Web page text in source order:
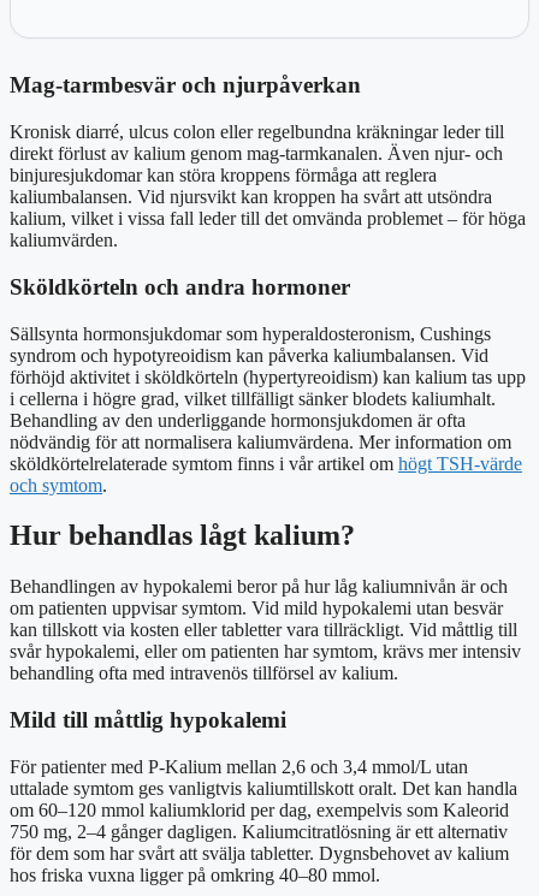
Mag-tarmbesvär och njurpåverkan
Kronisk diarré, ulcus colon eller regelbundna kräkningar leder till
direkt förlust av kalium genom mag-tarmkanalen. Även njur- och
binjuresjukdomar kan störa kroppens förmåga att reglera
kaliumbalansen. Vid njursvikt kan kroppen ha svårt att utsöndra
kalium, vilket i vissa fall leder till det omvända problemet – för höga
kaliumvärden.
Sköldkörteln och andra hormoner
Sällsynta hormonsjukdomar som hyperaldosteronism, Cushings
syndrom och hypotyreoidism kan påverka kaliumbalansen. Vid
förhöjd aktivitet i sköldkörteln (hypertyreoidism) kan kalium tas upp
i cellerna i högre grad, vilket tillfälligt sänker blodets kaliumhalt.
Behandling av den underliggande hormonsjukdomen är ofta
nödvändig för att normalisera kaliumvärdena. Mer information om
sköldkörtelrelaterade symtom finns i vår artikel om högt TSH-värde
och symtom.
Hur behandlas lågt kalium?
Behandlingen av hypokalemi beror på hur låg kaliumnivån är och
om patienten uppvisar symtom. Vid mild hypokalemi utan besvär
kan tillskott via kosten eller tabletter vara tillräckligt. Vid måttlig till
svår hypokalemi, eller om patienten har symtom, krävs mer intensiv
behandling ofta med intravenös tillförsel av kalium.
Mild till måttlig hypokalemi
För patienter med P-Kalium mellan 2,6 och 3,4 mmol/L utan
uttalade symtom ges vanligtvis kaliumtillskott oralt. Det kan handla
om 60–120 mmol kaliumklorid per dag, exempelvis som Kaleorid
750 mg, 2–4 gånger dagligen. Kaliumcitratlösning är ett alternativ
för dem som har svårt att svälja tabletter. Dygnsbehovet av kalium
hos friska vuxna ligger på omkring 40–80 mmol.